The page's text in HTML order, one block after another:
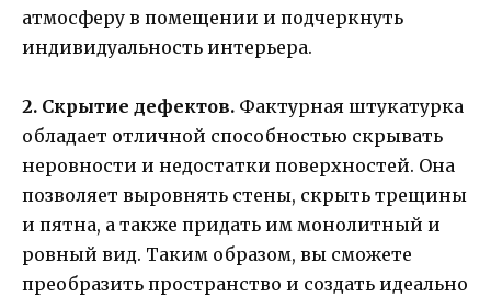
атмосферу в помещении и подчеркнуть
индивидуальность интерьера.
2. Скрытие дефектов. Фактурная штукатурка
обладает отличной способностью скрывать
неровности и недостатки поверхностей. Она
позволяет выровнять стены, скрыть трещины
и пятна, а также придать им монолитный и
ровный вид. Таким образом, вы сможете
преобразить пространство и создать идеально